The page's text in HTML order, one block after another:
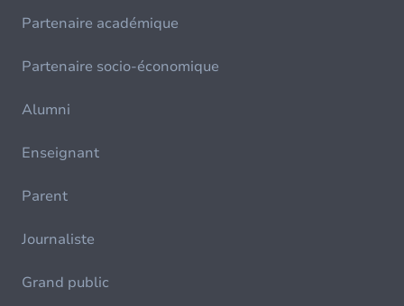
Partenaire académique
Partenaire socio-économique
Alumni
Enseignant
Parent
Journaliste
Grand public